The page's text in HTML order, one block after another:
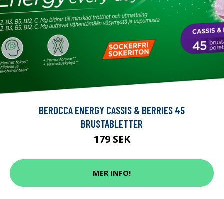
BEROCCA ENERGY CASSIS & BERRIES 45
BRUSTABLETTER
179 SEK
MER INFO!